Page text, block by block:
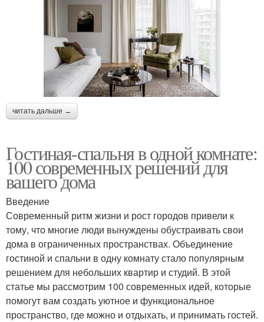
читать дальше →
Гостиная-спальня в одной комнате:
100 современных решений для
вашего дома
Введение
Современный ритм жизни и рост городов привели к
тому, что многие люди вынуждены обустраивать свои
дома в ограниченных пространствах. Объединение
гостиной и спальни в одну комнату стало популярным
решением для небольших квартир и студий. В этой
статье мы рассмотрим 100 современных идей, которые
помогут вам создать уютное и функциональное
пространство, где можно и отдыхать, и принимать гостей.